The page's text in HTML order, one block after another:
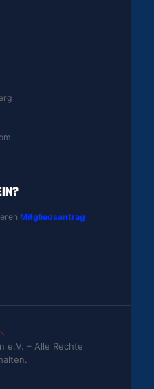
Mitgliedsantrag
e.V. – Alle Rechte